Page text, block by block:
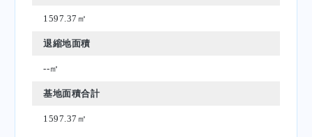
1597.37㎡
退縮地面積
--㎡
基地面積合計
1597.37㎡